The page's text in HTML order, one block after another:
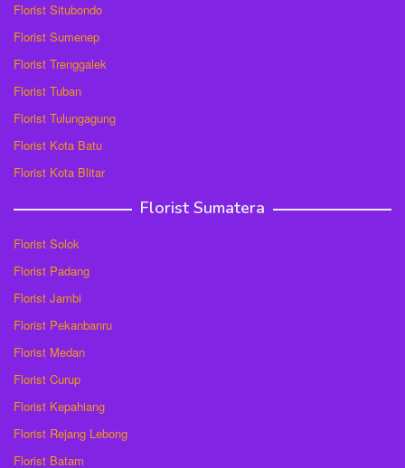
Florist Situbondo
Florist Sumenep
Florist Trenggalek
Florist Tuban
Florist Tulungagung
Florist Kota Batu
Florist Kota Blitar
Florist Sumatera
Florist Solok
Florist Padang
Florist Jambi
Florist Pekanbanru
Florist Medan
Florist Curup
Florist Kepahiang
Florist Rejang Lebong
Florist Batam